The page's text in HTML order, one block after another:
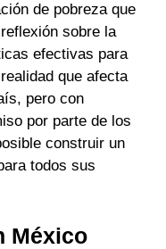
de pobreza que
sobre la
efectivas para
que afecta
pero con
por parte de los
construir un
todos sus
México